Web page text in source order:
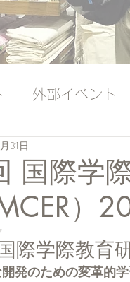
外部イベント
ナレッジバンク
国際学
）
31日
うちNaNと評価されていま
際学際教育
発のための変革的